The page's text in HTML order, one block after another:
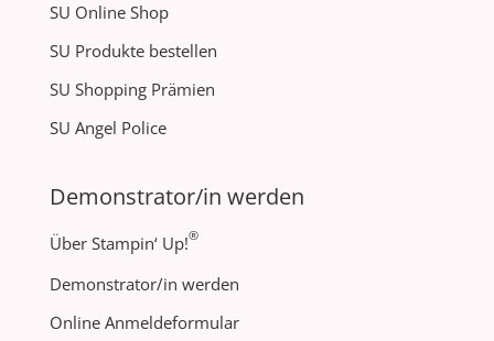
SU Online Shop
SU Produkte bestellen
SU Shopping Prämien
SU Angel Police
Demonstrator/in werden
Über Stampin‘ Up!®
Demonstrator/in werden
Online Anmeldeformular